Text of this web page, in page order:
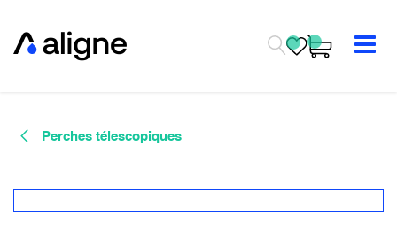
Perches télescopiques